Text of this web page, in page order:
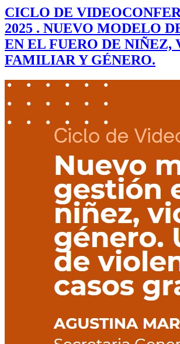
CICLO DE
2025 . NUEVO MODELO
EN EL FUERO DE NIÑEZ,
FAMILIAR Y GÉNERO.